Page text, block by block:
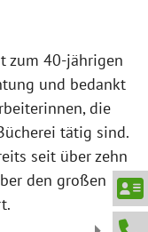
zum 40-jährigen
und bedankt
die
tätig sind.
seit über zehn
den großen